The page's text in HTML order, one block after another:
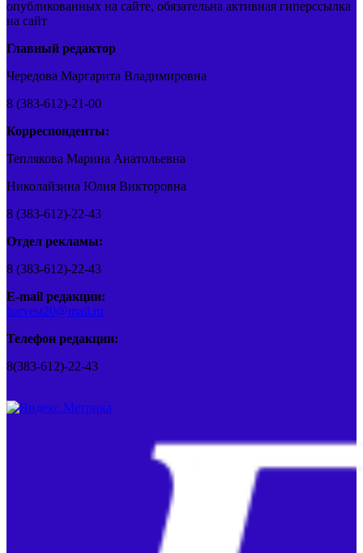
опубликованных на сайте, обязательна активная гиперссылка
на сайт
Главный редактор
Чередова Маргарита Владимировна
8 (383-612)-21-00
Корреспонденты:
Теплякова Марина Анатольевна
Николайзина Юлия Викторовна
8 (383-612)-22-43
Отдел рекламы:
8 (383-612)-22-43
E-mail редакции:
barvest20@mail.ru
Телефон редакции:
8(383-612)-22-43